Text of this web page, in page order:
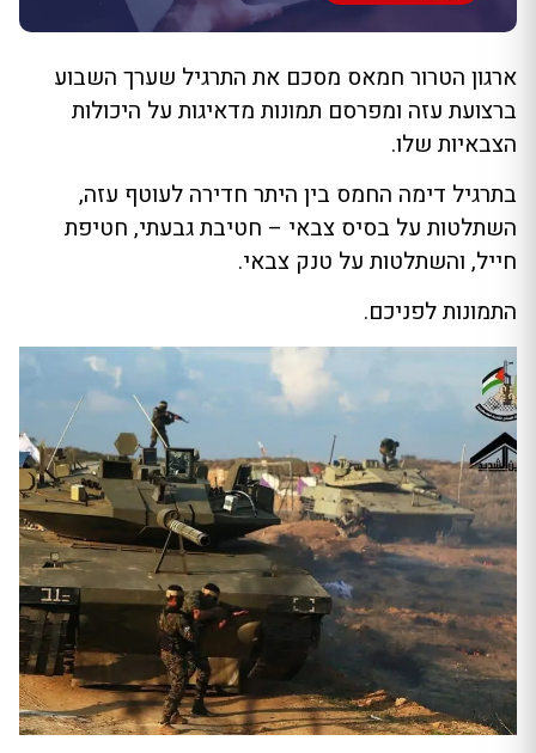
ארגון הטרור חמאס מסכם את התרגיל שערך השבוע
ברצועת עזה ומפרסם תמונות מדאיגות על היכולות
הצבאיות שלו.
בתרגיל דימה החמס בין היתר חדירה לעוטף עזה,
השתלטות על בסיס צבאי – חטיבת גבעתי, חטיפת
חייל, והשתלטות על טנק צבאי.
התמונות לפניכם.